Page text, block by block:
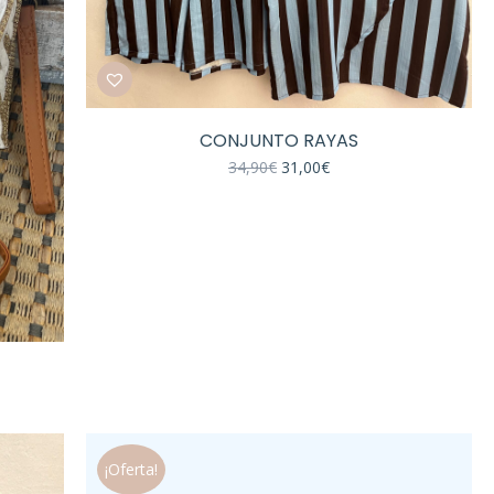
CONJUNTO RAYAS
34,90€ El
31,00€El
¡Oferta!